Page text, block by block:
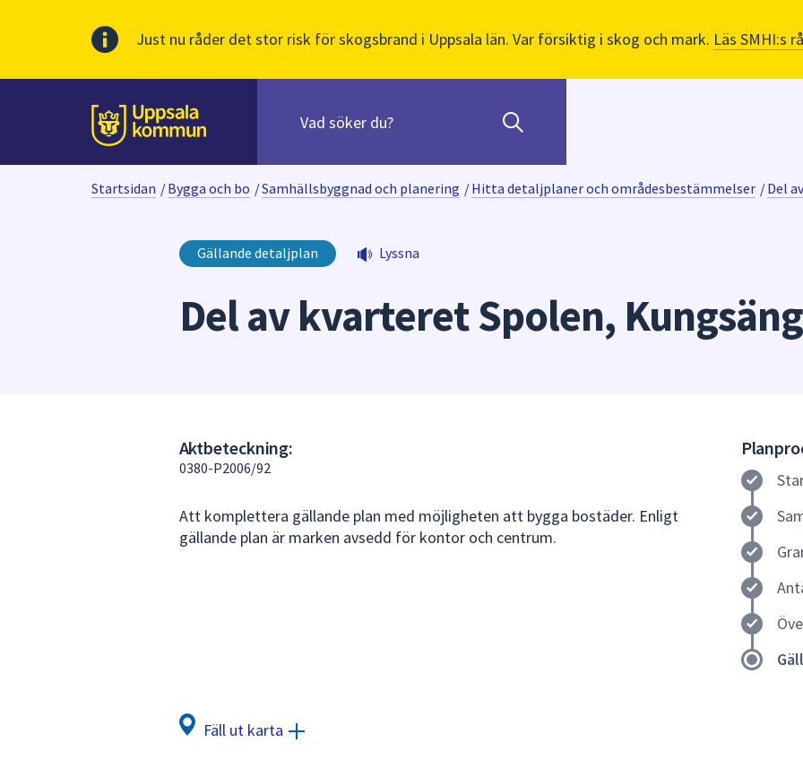
Just nu råder det stor risk för skogsbrand i Uppsala län. Var försiktig i skog och mark. Läs SMHI:s
Till sidans
huvudinnehåll
innehåll
När
börjar
skriva
sökfältet
kommer
Använd
piltangenterna
att
navigera
av
Startsidan /Bygga och bo /Samhällsbyggnad och planering /Hitta detaljplaner och områdesbestämmelser /Del
Gällande detaljplan Lyssna
Del av kvarteret Spolen,
Aktbeteckning:
0380-P2006/92
Att komplettera gällande plan med möjligheten att bygga bostäder. Enligt
gällande plan är marken avsedd för kontor och centrum.
Fäll ut karta